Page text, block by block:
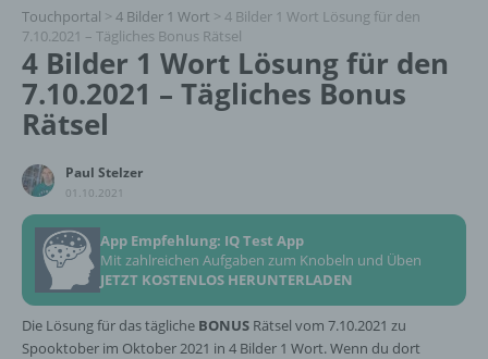
Touchportal > 4 Bilder 1 Wort > 4 Bilder 1 Wort Lösung für den
7.10.2021 – Tägliches Bonus Rätsel
4 Bilder 1 Wort Lösung für den
7.10.2021 – Tägliches Bonus
Rätsel
Paul Stelzer
01.10.2021
App Empfehlung: IQ Test App
Mit zahlreichen Aufgaben zum Knobeln und Üben
JETZT KOSTENLOS HERUNTERLADEN
Die Lösung für das tägliche BONUS Rätsel vom 7.10.2021 zu
Spooktober im Oktober 2021 in 4 Bilder 1 Wort. Wenn du dort